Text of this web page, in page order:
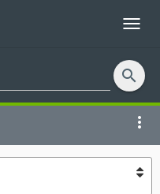
search
more_vert